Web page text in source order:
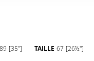
89 [35''] TAILLE 67 [26½'']